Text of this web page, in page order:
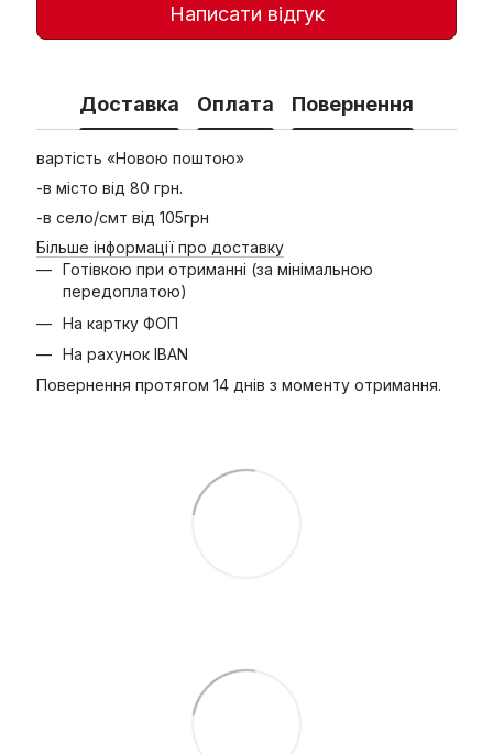
Написати відгук
Доставка Оплата Повернення
вартість «Новою поштою»
-в місто від 80 грн.
-в село/смт від 105грн
Більше інформації про доставку
Готівкою при отриманні (за мінімальною
передоплатою)
На картку ФОП
На рахунок IBAN
Повернення протягом 14 днів з моменту отримання.